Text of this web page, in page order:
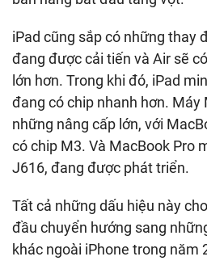
iPad cũng sắp có những thay
đang được cải tiến và Air sẽ
lớn hơn. Trong khi đó, iPad
đang có chip nhanh hơn. Máy
những nâng cấp lớn, với
có chip M3. Và MacBook Pro
J616, đang được phát triển.
Tất cả những dấu hiệu này
đầu chuyển hướng sang
khác ngoài iPhone trong năm